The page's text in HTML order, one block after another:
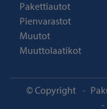
Pakettiautot
Pienvarastot
Muutot
Muuttolaatikot
© Copyright -
-